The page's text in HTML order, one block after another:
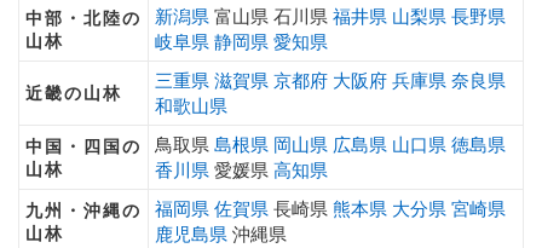
中部・北陸の
山林
新潟県 富山県 石川県 福井県 山梨県 長野県
岐阜県 静岡県 愛知県
近畿の山林
三重県 滋賀県 京都府 大阪府 兵庫県 奈良県
和歌山県
中国・四国の
山林
鳥取県 島根県 岡山県 広島県 山口県 徳島県
香川県 愛媛県 高知県
九州・沖縄の
山林
福岡県 佐賀県 長崎県 熊本県 大分県 宮崎県
鹿児島県 沖縄県